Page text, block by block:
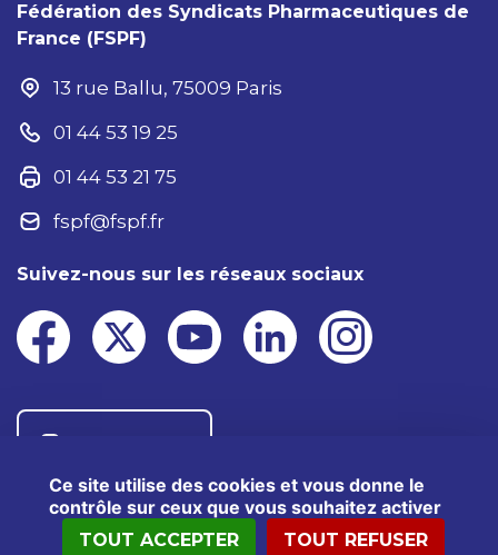
Ce site utilise des cookies et vous donne le
contrôle sur ceux que vous souhaitez activer
TOUT ACCEPTER TOUT REFUSER
Fédération des Syndicats Pharmaceutiques de
France (FSPF)
13 rue Ballu, 75009 Paris
01 44 53 19 25
01 44 53 21 75
fspf@fspf.fr
Suivez-nous sur les réseaux sociaux
®2025 FSPF – Tous droits réservés